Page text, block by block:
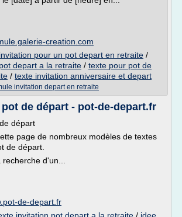
creation.com
invitation pour un pot depart en retraite /
depart a la retraite / texte pour pot de
/ texte invitation anniversaire et depart
invitation depart en retraite
de départ - pot-de-depart.fr
départ
page de nombreux modèles de textes
de départ.
d'un...
de-depart.fr